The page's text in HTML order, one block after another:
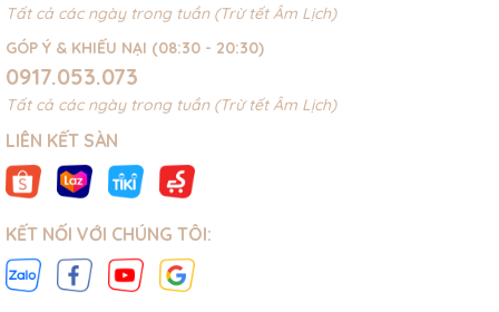
Tất cả các ngày trong tuần (Trừ tết Âm Lịch)
GÓP Ý & KHIẾU NẠI (08:30 - 20:30)
0917.053.073
Tất cả các ngày trong tuần (Trừ tết Âm Lịch)
LIÊN KẾT SÀN
KẾT NỐI VỚI CHÚNG TÔI: